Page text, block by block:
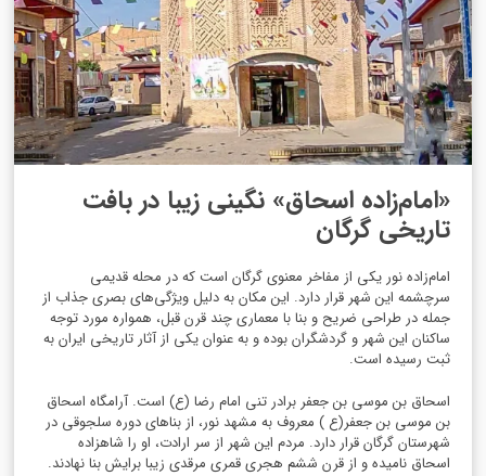
«امام‌زاده اسحاق» نگینی زیبا در بافت
تاریخی گرگان
امام‌زاده نور یکی از مفاخر معنوی گرگان است که در محله قدیمی
سرچشمه این شهر قرار دارد. این مکان به دلیل ویژگی‌های بصری جذاب از
جمله در طراحی ضریح و بنا با معماری چند قرن قبل، همواره مورد توجه
ساکنان این شهر و گردشگران بوده و به عنوان یکی از آثار تاریخی ایران به
ثبت رسیده است.
اسحاق بن موسی بن جعفر برادر تنی امام رضا (ع) است. آرامگاه اسحاق
بن موسی بن جعفر(ع ) معروف به مشهد نور، از بناهای دوره سلجوقی در
شهرستان گرگان قرار دارد. مردم این شهر از سر ارادت، او را شاهزاده
اسحاق نامیده و از قرن ششم هجری قمری مرقدی زیبا برایش بنا نهادند.